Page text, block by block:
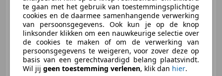
€ 9.450
te gaan met het gebruik van toestemmingsplichtige
cookies en de daarmee samenhangende verwerking
van persoonsgegevens. Ook kun je op de knop
linksonder klikken om een nauwkeurige selectie over
de cookies te maken of om de verwerking van
persoonsgegevens te weigeren, voor zover deze op
basis van een gerechtvaardigd belang plaatsvindt.
Wil jij geen toestemming verlenen, klik dan hier.